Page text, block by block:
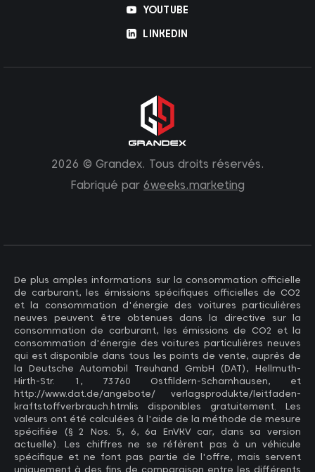
YOUTUBE
LINKEDIN
2026 © Grandex. Tous droits réservés.
Fabriqué par 6weeks.marketing
De plus amples informations sur la consommation officielle
de carburant, les émissions spécifiques officielles de CO2
et la consommation d'énergie des voitures particulières
neuves peuvent être obtenues dans la directive sur la
consommation de carburant, les émissions de CO2 et la
consommation d'énergie des voitures particulières neuves
qui est disponible dans tous les points de vente, auprès de
la Deutsche Automobil Treuhand GmbH (DAT), Hellmuth-
Hirth-Str. 1, 73760 Ostfildern-Scharnhausen, et
http://www.dat.de/angebote/ verlagsprodukte/leitfaden-
kraftstoffverbrauch.htmlis disponibles gratuitement. Les
valeurs ont été calculées à l'aide de la méthode de mesure
spécifiée (§ 2 Nos. 5, 6, 6a EnVKV car, dans sa version
actuelle). Les chiffres ne se réfèrent pas à un véhicule
spécifique et ne font pas partie de l'offre, mais servent
uniquement à des fins de comparaison entre les différents